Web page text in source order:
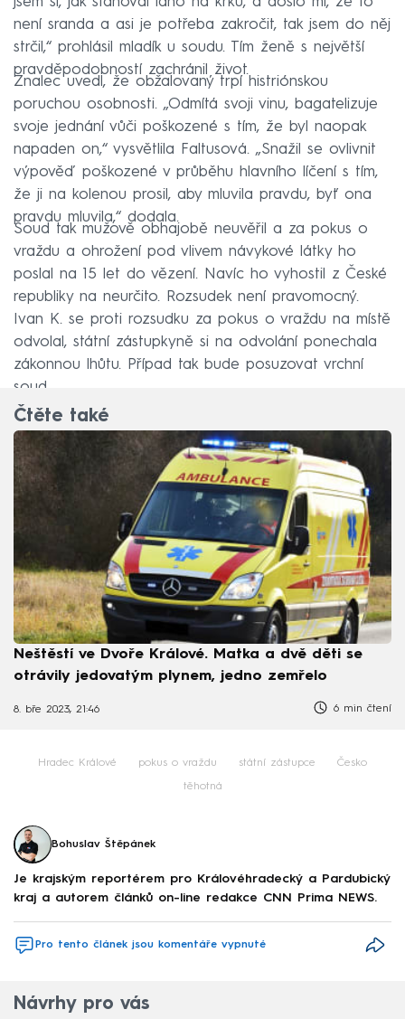
není sranda a asi je potřeba zakročit, tak jsem do něj
strčil,“ prohlásil mladík u soudu. Tím ženě s největší
pravděpodobností zachránil život.
Znalec uvedl, že obžalovaný trpí histriónskou
poruchou osobnosti. „Odmítá svoji vinu, bagatelizuje
svoje jednání vůči poškozené s tím, že byl naopak
napaden on,“ vysvětlila Faltusová. „Snažil se ovlivnit
výpověď poškozené v průběhu hlavního líčení s tím,
že ji na kolenou prosil, aby mluvila pravdu, byť ona
pravdu mluvila,“ dodala.
Soud tak mužově obhajobě neuvěřil a za pokus o
vraždu a ohrožení pod vlivem návykové látky ho
poslal na 15 let do vězení. Navíc ho vyhostil z České
republiky na neurčito. Rozsudek není pravomocný.
Ivan K. se proti rozsudku za pokus o vraždu na místě
odvolal, státní zástupkyně si na odvolání ponechala
zákonnou lhůtu. Případ tak bude posuzovat vrchní
soud.
Čtěte také
Neštěstí ve Dvoře Králové. Matka a dvě děti se
otrávily jedovatým plynem, jedno zemřelo
8. bře 2023, 21:46 6 min čtení
Hradec Králové pokus o vraždu státní zástupce Česko
těhotná
Bohuslav Štěpánek
Je krajským reportérem pro Královéhradecký a Pardubický
kraj a autorem článků on-line redakce CNN Prima NEWS.
Pro tento článek jsou komentáře vypnuté
Návrhy pro vás